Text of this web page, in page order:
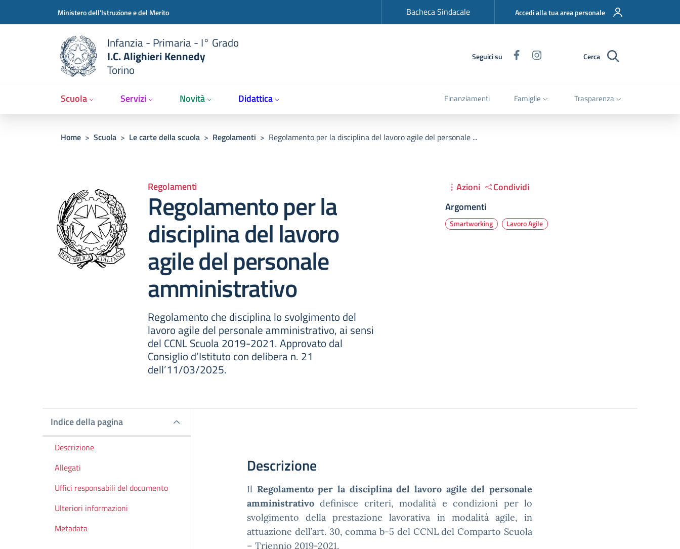
Ministero dell'Istruzione e del MeritoSlim top Bacheca Sindacale Accedi alla tua area personale
Infanzia - Primaria - I° Grado
I.C. Alighieri Kennedy
Torino
Seguici su Facebook Cerca
Scuola Servizi Novità Didattica Finanziamenti Famiglie Trasparenza
Briciole di pane
Home > Scuola > Le carte della scuola > Regolamenti > Regolamento per la disciplina del lavoro agile del personale ...
Regolamenti
Regolamento per la
disciplina del lavoro
agile del personale
amministrativo
Regolamento che disciplina lo svolgimento del
lavoro agile del personale amministrativo, ai sensi
del CCNL Scuola 2019-2021. Approvato dal
Consiglio d’Istituto con delibera n. 21
dell’11/03/2025.
Azioni
Condividi
Argomenti
Smartworking Lavoro Agile
Indice della pagina
Indice della pagina
Descrizione
Allegati
Uffici responsabili del documento
Ulteriori informazioni
Metadata
Descrizione
Il Regolamento per la disciplina del lavoro agile del personale
amministrativo definisce criteri, modalità e condizioni per lo
svolgimento della prestazione lavorativa in modalità agile, in
attuazione dell’art. 30, comma b-5 del CCNL del Comparto Scuola
– Triennio 2019-2021.